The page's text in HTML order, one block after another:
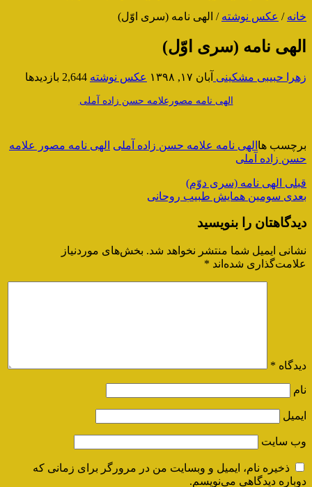
خانه / عکس نوشته / الهی نامه (سری اوّل)
الهی نامه (سری اوّل)
زهرا حبیبی مشکینی آبان ۱۷, ۱۳۹۸ عکس نوشته 2,644 بازدیدها
الهی نامه مصورعلامه حسن زاده آملی
برچسب ها الهی نامه علامه حسن زاده آملی الهی نامه مصور علامه
حسن زاده آملی
قبلی الهی نامه (سری دوّم)
بعدی سومین همایش طبیب روحانی
دیدگاهتان را بنویسید
نشانی ایمیل شما منتشر نخواهد شد. بخش‌های موردنیاز
علامت‌گذاری شده‌اند *
دیدگاه *
نام
ایمیل
وب‌ سایت
ذخیره نام، ایمیل و وبسایت من در مرورگر برای زمانی که
دوباره دیدگاهی می‌نویسم.